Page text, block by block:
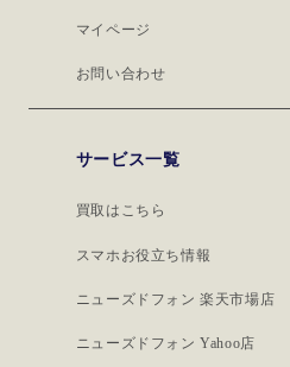
マイページ
お問い合わせ
サービス一覧
買取はこちら
スマホお役立ち情報
ニューズドフォン 楽天市場店
ニューズドフォン Yahoo店